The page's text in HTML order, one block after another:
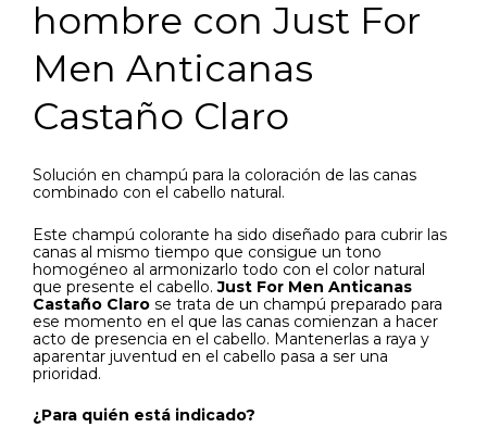
hombre con Just For
Men Anticanas
Castaño Claro
Solución en champú para la coloración de las canas
combinado con el cabello natural.
Este champú colorante ha sido diseñado para cubrir las
canas al mismo tiempo que consigue un tono
homogéneo al armonizarlo todo con el color natural
que presente el cabello.Just For Men Anticanas
Castaño Claro se trata de un champú preparado para
ese momento en el que las canas comienzan a hacer
acto de presencia en el cabello. Mantenerlas a raya y
aparentar juventud en el cabello pasa a ser una
prioridad.
¿Para quién está indicado?